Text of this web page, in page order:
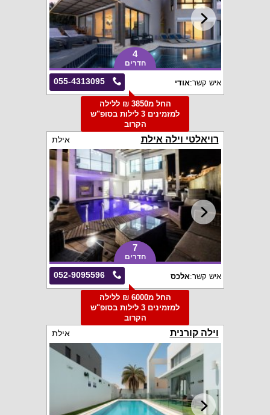
4
חדרים
055-4313095 איש קשר:אודי
החל מ3850 ₪ ללילה
למזמינים 3 לילות בסופ"ש
הקרוב
רויאלטי וילה אילת אילת
7
חדרים
052-9095596 איש קשר:אלכס
החל מ6000 ₪ ללילה
למזמינים 3 לילות בסופ"ש
הקרוב
וילה קורנית אילת